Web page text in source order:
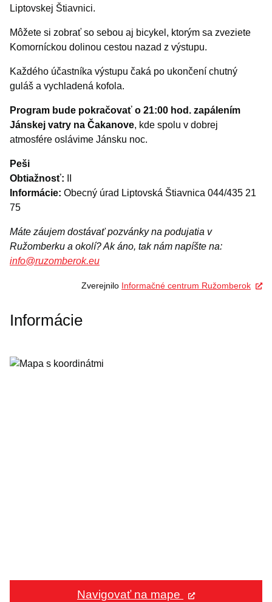
Liptovskej Štiavnici.
Môžete si zobrať so sebou aj bicykel, ktorým sa zveziete
Komorníckou dolinou cestou nazad z výstupu.
Každého účastníka výstupu čaká po ukončení chutný
guláš a vychladená kofola.
Program bude pokračovať o 21:00 hod. zapálením
Jánskej vatry na Čakanove, kde spolu v dobrej
atmosfére oslávime Jánsku noc.
Peši
Obtiažnosť:
Informácie: Obecný úrad Liptovská Štiavnica 044/435 21
75
Máte záujem dostávať pozvánky na podujatia v
Ružomberku a okolí? Ak áno, tak nám napíšte na:
info@ruzomberok.eu
Zverejnilo Informačné centrum Ružomberok
Informácie
Navigovať na mape